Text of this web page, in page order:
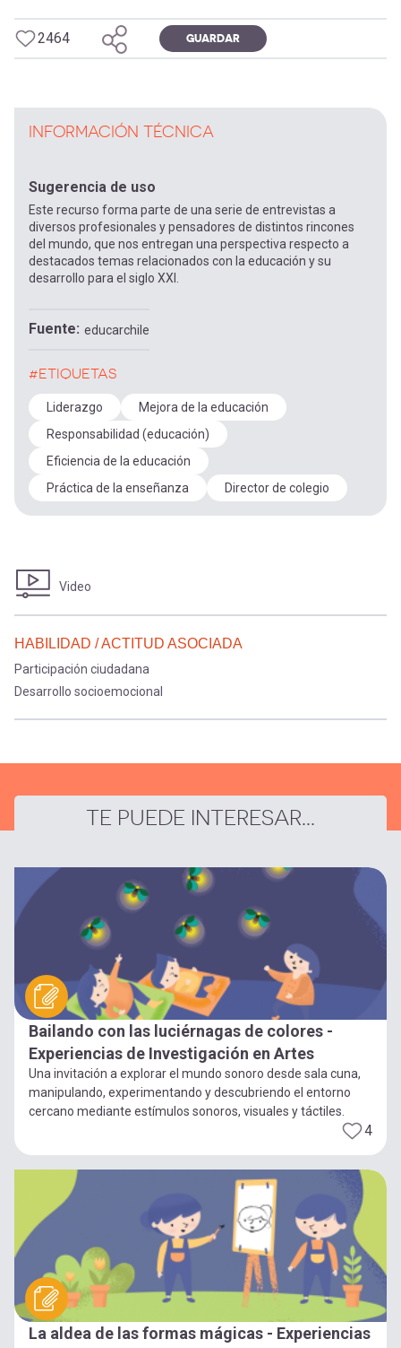
2464 GUARDAR
INFORMACIÓN TÉCNICA
Sugerencia de uso
Este recurso forma parte de una serie de entrevistas a
diversos profesionales y pensadores de distintos rincones
del mundo, que nos entregan una perspectiva respecto a
destacados temas relacionados con la educación y su
desarrollo para el siglo XXI.
Fuente educarchile
#ETIQUETAS
Liderazgo
Mejora de la educación
Responsabilidad (educación)
Eficiencia de la educación
Práctica de la enseñanza
Director de colegio
Video
HABILIDAD / ACTITUD ASOCIADA
Participación ciudadana
Desarrollo socioemocional
TE PUEDE INTERESAR...
Bailando con las luciérnagas de colores -
Experiencias de Investigación en Artes
Una invitación a explorar el mundo sonoro desde sala cuna,
manipulando, experimentando y descubriendo el entorno
cercano mediante estímulos sonoros, visuales y táctiles.
4
La aldea de las formas mágicas - Experiencias